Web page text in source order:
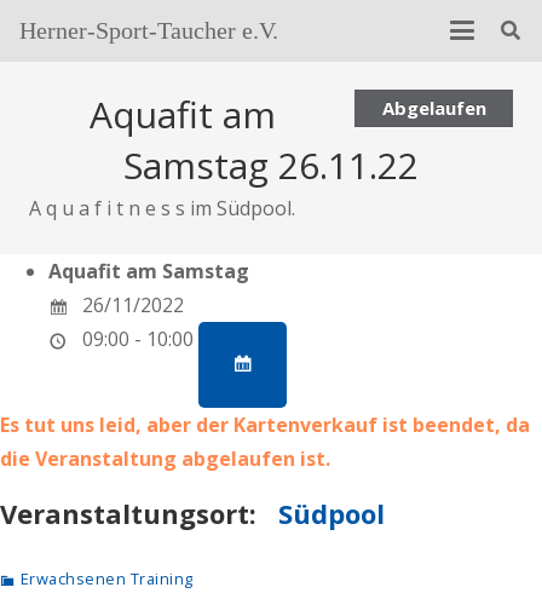
Herner-Sport-Taucher e.V.
Abgelaufen
Aquafit am
Samstag 26.11.22
A q u a f i t n e s s im Südpool.
Aquafit am Samstag
26/11/2022
09:00 - 10:00
Es tut uns leid, aber der Kartenverkauf ist beendet, da
die Veranstaltung abgelaufen ist.
Veranstaltungsort: Südpool
Erwachsenen Training